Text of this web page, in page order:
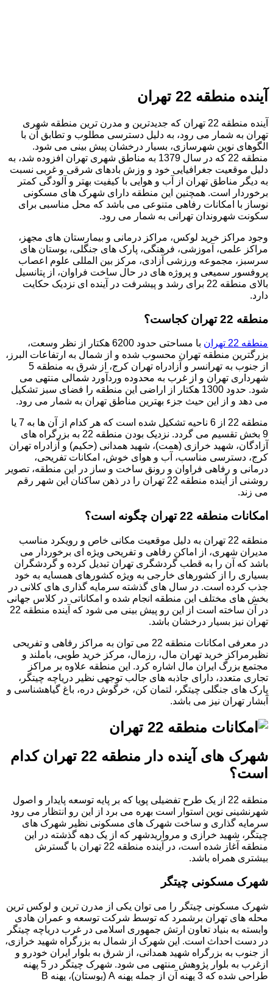
آینده منطقه 22 تهران
آینده منطقه 22 تهران که جدیدترین و مدرن ترین منطقه شهری
تهران به شمار می رود، به دلیل دسترسی مطلوب و تطابق آن با
الگوهای نوین شهرسازی، بسیار درخشان پیش بینی می شود.
منطقه 22 که در سال 1379 به مناطق شهری تهران افزوده شد، به
دلیل موقعیت جغرافیایی خود و وزش بادهای شرقی و غربی نسبت
به دیگر مناطق تهران از آب و هوایی با کیفیت بهتر و آلودگی کمتر
برخوردار است. همچنین این منطقه دارای شهرک های مسکونی
نوساز با امکانات رفاهی متنوعی می باشد که محل مناسبی برای
سکونت شهروندان تهرانی به شمار می رود.
وجود مراکز خرید لوکس، مراکز درمانی و بیمارستان های مجهز،
مراکز علمی، آموزشی، فرهنگی، پارک های جنگلی، بوستان های
سرسبز، مجموعه ورزشی آزادی، مرکز بین المللی علوم اعصاب
پروفسور سمیعی و پروژه های در حال ساخت فراوان، از پتانسیل
بالای منطقه 22 برای رشد و پیشرفت در آینده ای نزدیک حکایت
دارد.
منطقه 22 تهران کجاست؟
منطقه 22 تهران
با مساحتی حدود 6200 هکتار از نظر وسعت،
بزرگترین منطقه تهران محسوب شده و از شمال به ارتفاعات البرز،
از جنوب به تهرانسر و آزادراه تهران کرج، از شرق به منطقه 5
شهرداری تهران و از غرب به محدوده وردآورد شمالی منتهی می
شود. حدود 1300 هکتار از اراضی این منطقه را فضای سبز تشکیل
می دهد و از این حیث جزء بهترین مناطق تهران به شمار می رود.
منطقه 22 از 6 ناحیه تشکیل شده است که هر کدام از آن ها به 7 یا
9 بخش تقسیم می گردد. نزدیک بودن منطقه 22 به بزرگراه های
آزادگان، شهید خرازی (همت)، شهید همدانی (حکیم) و آزادراه تهران
کرج، دسترسی مناسب، آب و هوای خوش، امکانات تفریحی،
درمانی و رفاهی فراوان و رونق ساخت و ساز در این منطقه، تصویر
روشنی از آینده منطقه 22 تهران را در ذهن ساکنان این شهر رقم
می زند.
امکانات منطقه 22 تهران چگونه است؟
منطقه 22 تهران به دلیل موقعیت مکانی خاص و رویکرد مناسب
مدیران شهری، از اماکن رفاهی و تفریحی ویژه ای برخوردار می
باشد که آن را به قطب گردشگری تهران تبدیل کرده و گردشگران
بسیاری را از کشورهای خارجی به ویژه کشورهای همسایه به خود
جذب کرده است. در سال های گذشته سرمایه گذاری های کلانی در
بخش های مختلف این منطقه انجام شده و امکاناتی در کلاس جهانی
در آن ساخته است از این رو پیش بینی می شود که آینده منطقه 22
تهران نیز بسیار درخشان باشد.
در معرفی امکانات منطقه 22 می توان به مراکز رفاهی و تفریحی
نظیرمراکز خرید تهران مال، رزمال، مرکز خرید طوبی، باملند و
مجتمع بزرگ ایران مال اشاره کرد. این منطقه علاوه بر مراکز
تجاری متعدد، دارای جاذبه های جالب توجهی نظیر دریاچه چیتگر،
پارک های جنگلی چیتگر، لتمان کن، خرگوش دره، باغ گیاهشناسی و
آبشار تهران نیز می باشد.
شهرک های آینده دار منطقه 22 تهران کدام
است؟
منطقه 22 از یک طرح تفضیلی پویا که بر پایه توسعه پایدار و اصول
شهرنشینی نوین استوار است بهره می برد از این رو انتظار می رود
سرمایه گذاری و ساخت شهرک های مسکونی نظیر شهرک های
چیتگر، شهید خرازی و مرواریدشهر که از یک دهه گذشته در این
منطقه آغاز شده است، در آینده منطقه 22 تهران با گسترش
بیشتری همراه باشد.
شهرک مسکونی چیتگر
شهرک مسکونی چیتگر را می توان یکی از مدرن ترین و لوکس ترین
محله های تهران برشمرد که توسط شرکت توسعه و عمران هادی
وابسته به بنیاد تعاون ارتش جمهوری اسلامی در غرب دریاچه چیتگر
در دست احداث است. این شهرک از شمال به بزرگراه شهید خرازی،
از جنوب به بزرگراه شهید همدانی، از شرق به بلوار ایران خودرو و
ازغرب به بلوار پژوهش منتهی می شود. شهرک چیتگر در 5 پهنه
طراحی شده که 3 پهنه آن از جمله پهنه A (بوستان)، پهنه B